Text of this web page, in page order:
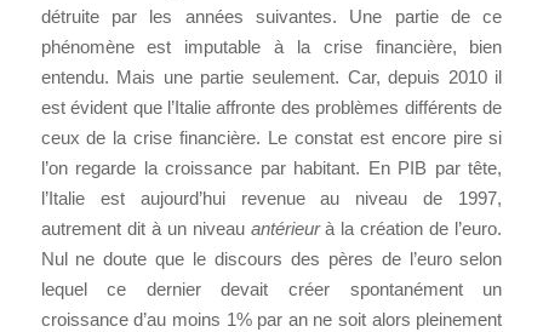
détruite par les années suivantes. Une partie de ce
phénomène est imputable à la crise financière, bien
entendu. Mais une partie seulement. Car, depuis 2010 il
est évident que l’Italie affronte des problèmes différents de
ceux de la crise financière. Le constat est encore pire si
l’on regarde la croissance par habitant. En PIB par tête,
l’Italie est aujourd’hui revenue au niveau de 1997,
autrement dit à un niveau antérieurà la création de l’euro.
Nul ne doute que le discours des pères de l’euro selon
lequel ce dernier devait créer spontanément un
croissance d’au moins 1% par an ne soit alors pleinement